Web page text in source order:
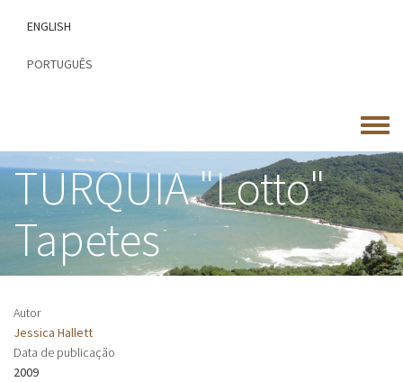
conteúdo
ENGLISH
PORTUGUÊS
Toggle
menu
TURQUIA "Lotto"
Tapetes
Autor
Jessica Hallett
Data de publicação
2009